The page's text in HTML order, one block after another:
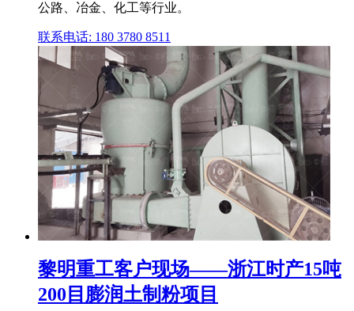
公路、冶金、化工等行业。
联系电话: 180 3780 8511
黎明重工客户现场——浙江时产15吨
200目膨润土制粉项目